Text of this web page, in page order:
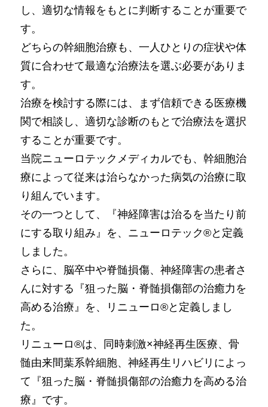
し、適切な情報をもとに判断することが重要で
す。
どちらの幹細胞治療も、一人ひとりの症状や体
質に合わせて最適な治療法を選ぶ必要がありま
す。
治療を検討する際には、まず信頼できる医療機
関で相談し、適切な診断のもとで治療法を選択
することが重要です。
当院ニューロテックメディカルでも、幹細胞治
療によって従来は治らなかった病気の治療に取
り組んでいます。
その一つとして、『神経障害は治るを当たり前
にする取り組み』を、ニューロテック®と定義
しました。
さらに、脳卒中や脊髄損傷、神経障害の患者さ
んに対する『狙った脳・脊髄損傷部の治癒力を
高める治療』を、リニューロ®と定義しまし
た。
リニューロ®は、同時刺激×神経再生医療、骨
髄由来間葉系幹細胞、神経再生リハビリによっ
て『狙った脳・脊髄損傷部の治癒力を高める治
療』です。